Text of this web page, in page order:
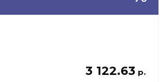
3 122.63 р.